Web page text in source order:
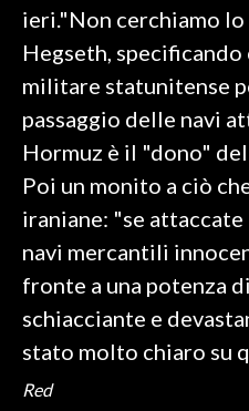
CULTURA
SPETTACOLI
GOSSIP
SALUTE
SARDEGNA TURISMO
SARDI NEL MONDO
NOTIZIE
EVENTI
ieri."Non cerchiamo
Hegseth,
militare statunitense
passaggio delle navi
Hormuz è il "dono"
Poi un monito a ciò
iraniane: "se
navi mercantili
fronte a una potenza
schiacciante e
stato molto chiaro su
Red